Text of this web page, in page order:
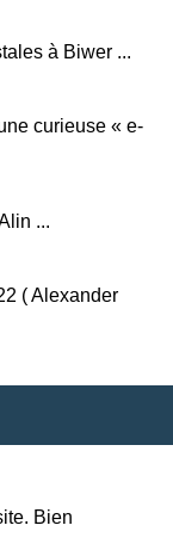
à Biwer ...
curieuse « e-
...
( Alexander
Bien